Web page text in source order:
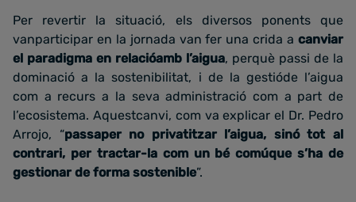
Per revertir la situació, els diversos ponents que
vanparticipar en la jornada van fer una crida a canviar
el paradigma en relacióamb l’aigua, perquè passi de la
dominació a la sostenibilitat, i de la gestióde l’aigua
com a recurs a la seva administració com a part de
l’ecosistema. Aquestcanvi, com va explicar el Dr. Pedro
Arrojo, “passaper no privatitzar l’aigua, sinó tot al
contrari, per tractar-la com un bé comúque s’ha de
gestionar de forma sostenible”.